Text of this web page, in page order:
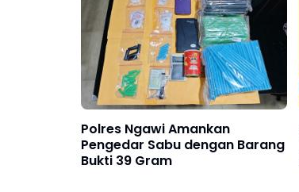
Polres Ngawi Amankan
Pengedar Sabu dengan Barang
Bukti 39 Gram